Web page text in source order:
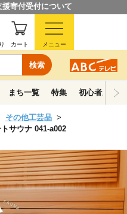
寄付受付について
検索
カート メニュー
まち一覧 特集 初心者ガイド
その他工芸品
サウナ 041-a002